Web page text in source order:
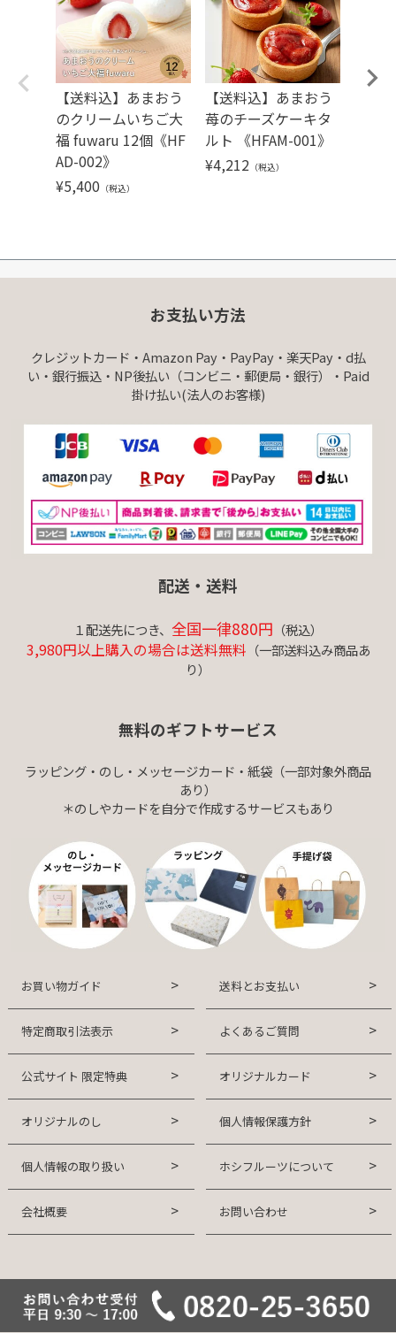
【送料込】あまおう
のクリームいちご大
福 fuwaru 12個《HF
AD-002》
¥5,400 （税込）
【送料込】あまおう
苺のチーズケーキタ
ルト 《HFAM-001》
¥4,212 （税込）
お支払い方法
クレジットカード・Amazon Pay・PayPay・楽天Pay・d払
い・銀行振込・NP後払い（コンビニ・郵便局・銀行）・Paid
掛け払い(法人のお客様)
配送・送料
１配送先につき、 全国一律880円 （税込）
3,980円以上購入の場合は送料無料 （一部送料込み商品あ
り）
無料のギフトサービス
ラッピング・のし・メッセージカード・紙袋（一部対象外商品
あり）
＊のしやカードを自分で作成するサービスもあり
お買い物ガイド 送料とお支払い
特定商取引法表示 よくあるご質問
公式サイト 限定特典 オリジナルカード
オリジナルのし 個人情報保護方針
個人情報の取り扱い ホシフルーツについて
会社概要 お問い合わせ